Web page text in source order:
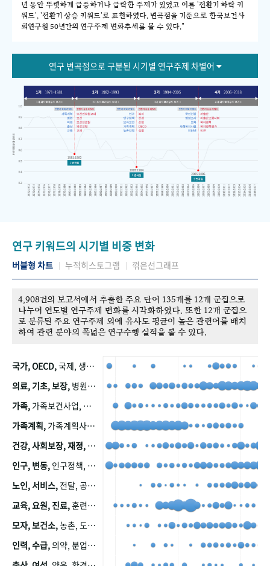
년 동안 뚜렷하게 급증하거나 급락한 주제가 있었고 이를 '전환기 하락 키
워드', '전환기 상승 키워드'로 표현하였다. 변곡점을 기준으로 한국보건사
회연구원 50년간의 연구주제 변화추세를 볼 수 있다."
연구 변곡점으로 구분된 시기별 연구주제 차별어
연구 키워드의 시기별 비중 변화
버블형 차트 누적히스토그램 꺾은선그래프
4,908건의 보고서에서 추출한 주요 단어 135개를 12개 군집으로
나누어 연도별 연구주제 변화를 시각화하였다. 또한 12개 군집으
로 분류된 주요 연구주제 외에 유사도 평균이 높은 관련어를 배치
하여 관련 분야의 폭넓은 연구수행 실적을 볼 수 있다.
국가, OECD,국제, 생산, 아시아, 태평양, 태평양지역, 참가
의료, 기초, 보장, 병원, 가정, 연금, 연계, 공적, 일본, 생활, 국민기초생활보장제도, 국민연금, 기금, 저소득층, 근로, 자활, 급여, 환자, 의료비, 모니터링, 한국복지패널, 소득, 지표, 빈곤, 노후, 장애인
가족, 가족보건사업, 산업, 친화, 전국, 출산력
가족계획, 가족계획사업, 가족계획사업평가, 한국가족계획사업, 피임, 보급, 부인, 자궁, 피임약
건강, 사회보장, 재정,
인구, 변동, 인구정책, 저출산, 고령사회, 고령화, 이동, 남북한, 지방자치단체, 컨설팅, 복지정책평가, 집, 사회개발
노인, 서비스, 전달, 공공, 보육, 수요, 공급, 사회서비스, 데이터, 보호, 요양, 아동, 예방, 청소년, 효율, 자원
교육, 요원, 진료,훈련, 보건요원, 마을, 마을건강사업, 보조원, 진료원, 보건진료원, 보건진료원교재
모자, 보건소,농촌, 도시, 금연, 농촌지역, 모자보건사업
인력, 수급,의약, 분업, 식품, 의약품, 의사, 안전